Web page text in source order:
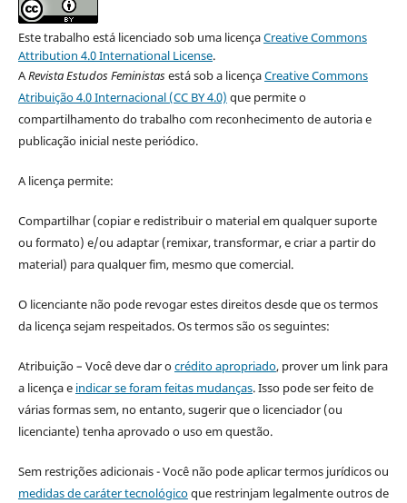
Este trabalho está licenciado sob uma licençaCreative Commons
Attribution 4.0 International License.
ARevista Estudos Feministasestá sob a licençaCreative Commons
Atribuição 4.0 Internacional (CC BY 4.0) que permite o
compartilhamento do trabalho com reconhecimento de autoria e
publicação inicial neste periódico.
A licença permite:
Compartilhar (copiar e redistribuir o material em qualquer suporte
ou formato) e/ou adaptar (remixar, transformar, e criar a partir do
material) para qualquer fim, mesmo que comercial.
O licenciante não pode revogar estes direitos desde que os termos
da licença sejam respeitados. Os termos são os seguintes:
Atribuição – Você deve dar ocrédito apropriado, prover um link para
a licença e indicar se foram feitas mudanças. Isso pode ser feito de
várias formas sem, no entanto, sugerir que o licenciador (ou
licenciante) tenha aprovado o uso em questão.
Sem restrições adicionais - Você não pode aplicar termos jurídicos ou
medidas de caráter tecnológicoque restrinjam legalmente outros de